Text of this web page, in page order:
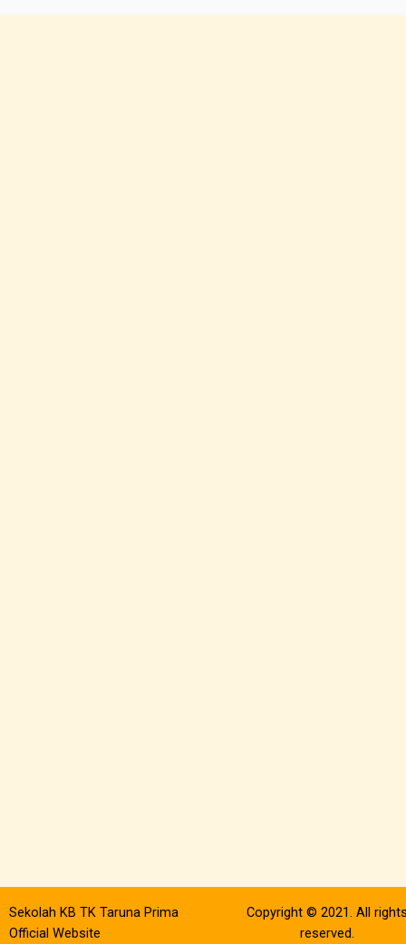
Sekolah KB TK Taruna Prima
Official Website
Copyright © 2021. All
reserved.